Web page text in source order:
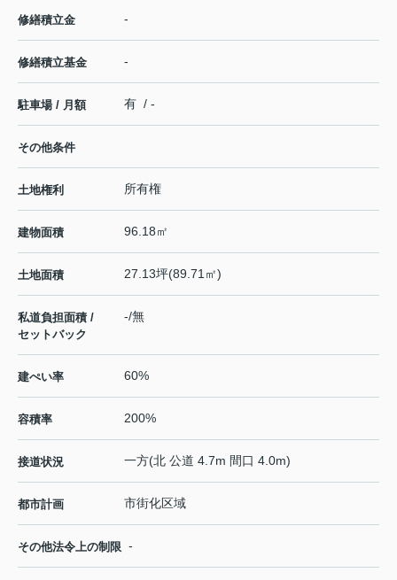
修繕積立金 -
修繕積立基金 -
駐車場 / 月額 有 / -
その他条件
土地権利 所有権
建物面積 96.18㎡
土地面積 27.13坪(89.71㎡)
私道負担面積 /
セットバック
-/無
建ぺい率 60%
容積率 200%
接道状況 一方(北 公道 4.7m 間口 4.0m)
都市計画 市街化区域
その他法令上の制限 -